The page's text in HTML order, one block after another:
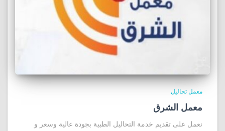
معمل تحاليل
معمل الشرق
نعمل على تقديم خدمة التحاليل الطبية بجودة عالية وسعر و